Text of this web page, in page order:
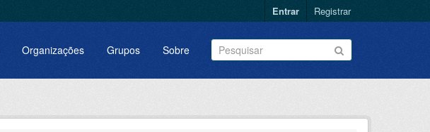
Entrar Registrar
Organizações Grupos Sobre